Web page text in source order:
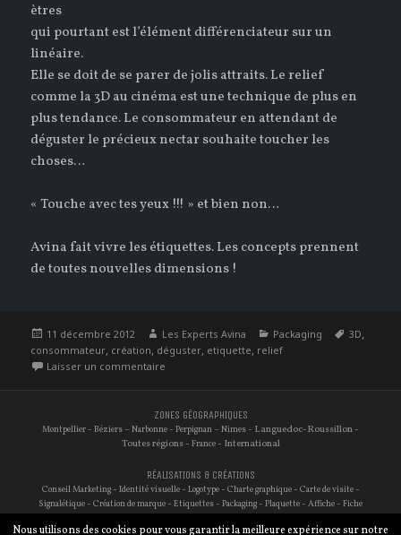
ètres
qui pourtant est l’élément différenciateur sur un
linéaire.
Elle se doit de se parer de jolis attraits. Le relief
comme la 3D au cinéma est une technique de plus en
plus tendance. Le consommateur en attendant de
déguster le précieux nectar souhaite toucher les
choses…
« Touche avec tes yeux !!! » et bien non…
Avina fait vivre les étiquettes. Les concepts prennent
de toutes nouvelles dimensions !
Publié
le
11 décembre 2012 Auteur
Les Experts Avina Catégories
Packaging Étiquettes
3D,
consommateur, création, déguster, etiquette, relief
Laisser un commentaire
ZONES GÉOGRAPHIQUES
Montpellier - Béziers –Narbonne - Perpignan –Nimes - Languedoc-Roussillon -
Toutes régions - France- International
RÉALISATIONS & CRÉATIONS
Conseil Marketing- Identité visuelle- Logotype- Charte graphique- Carte de visite-
Signalétique - Création de marque - Etiquettes - Packaging - Plaquette - Affiche - Fiche
Réseaux sociaux E-commerce
Nous utilisons des cookies pour vous garantir la meilleure expérience sur notre